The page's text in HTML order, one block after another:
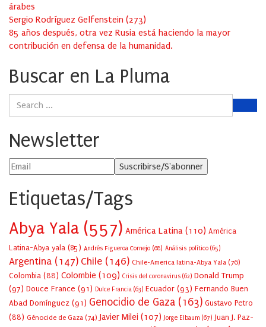
árabes
Sergio Rodríguez Gelfenstein (273)
85 años después, otra vez Rusia está haciendo la mayor
contribución en defensa de la humanidad.
Buscar en La Pluma
Newsletter
Etiquetas/Tags
Abya Yala (557) América Latina (110) América
Latina-Abya yala (85) Andrés Figueroa Cornejo (68) Análisis político (65)
Argentina (147) Chile (146) Chile-America latina-Abya Yala (76)
Colombia (88) Colombie (109) Crisis del coronavirus (62) Donald Trump
(97) Douce France (91) Dulce Francia (63) Ecuador (93) Fernando Buen
Abad Domínguez (91) Genocidio de Gaza (163) Gustavo Petro
(88) Génocide de Gaza (74) Javier Milei (107) Jorge Elbaum (67) Juan J. Paz-